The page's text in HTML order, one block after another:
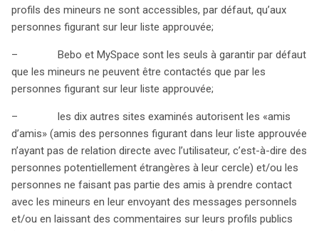
profils des mineurs ne sont accessibles, par défaut, qu’aux
personnes figurant sur leur liste approuvée;
– Bebo et MySpace sont les seuls à garantir par défaut
que les mineurs ne peuvent être contactés que par les
personnes figurant sur leur liste approuvée;
– les dix autres sites examinés autorisent les «amis
d’amis» (amis des personnes figurant dans leur liste approuvée
n’ayant pas de relation directe avec l’utilisateur, c’est-à-dire des
personnes potentiellement étrangères à leur cercle) et/ou les
personnes ne faisant pas partie des amis à prendre contact
avec les mineurs en leur envoyant des messages personnels
et/ou en laissant des commentaires sur leurs profils publics